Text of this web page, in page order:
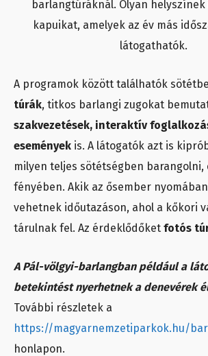
barlangtúráknál. Olyan
kapuikat, amelyek az év más
látogathatók.
A programok között találhatók
túrák, titkos barlangi zugokat
szakvezetések, interaktív
események is. A látogatók azt is
milyen teljes sötétségben barangolni,
fényében. Akik az ősember
vehetnek időutazáson, ahol a kőkori
tárulnak fel. Az érdeklődőket fotós
A Pál-völgyi-barlangban például a
betekintést nyerhetnek a denevérek
További részletek a
https://magyarnemzetiparkok.hu/
honlapon.